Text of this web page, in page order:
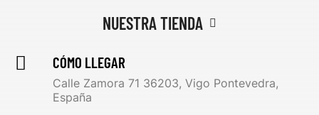
NUESTRA TIENDA
CÓMO LLEGAR
Calle Zamora 71 36203, Vigo Pontevedra,
España